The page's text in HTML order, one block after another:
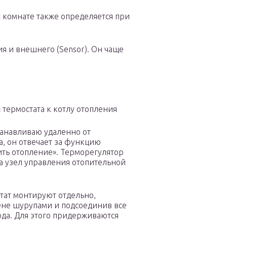
также определяется при
и внешнего (Sensor). Он чаще
к котлу отопления
удаленно от
он отвечает за функцию
отопление». Терморегулятор
узел управления отопительной
монтируют отдельно,
шурупами и подсоединив все
Для этого придерживаются